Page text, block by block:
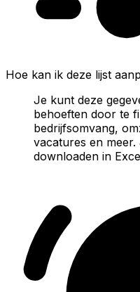
Hoe kan ik deze lijst
Je kunt deze
behoeften door te
bedrijfsomvang,
vacatures en
downloaden in